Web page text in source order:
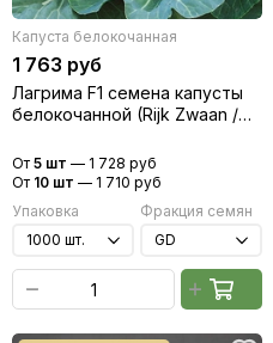
Капуста белокочанная
1 763 руб
Лагрима F1 семена капусты
белокочанной (Rijk Zwaan /
От 5 шт — 1 728 руб
От 10 шт — 1 710 руб
Упаковка
Фракция семян